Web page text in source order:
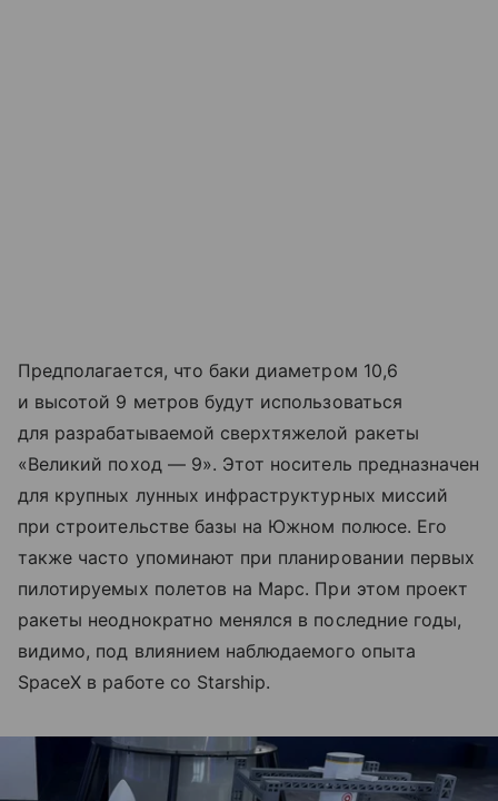
Предполагается, что баки диаметром 10,6
и высотой 9 метров будут использоваться
для разрабатываемой сверхтяжелой ракеты
«Великий поход — 9». Этот носитель предназначен
для крупных лунных инфраструктурных миссий
при строительстве базы на Южном полюсе. Его
также часто упоминают при планировании первых
пилотируемых полетов на Марс. При этом проект
ракеты неоднократно менялся в последние годы,
видимо, под влиянием наблюдаемого опыта
SpaceX в работе со Starship.